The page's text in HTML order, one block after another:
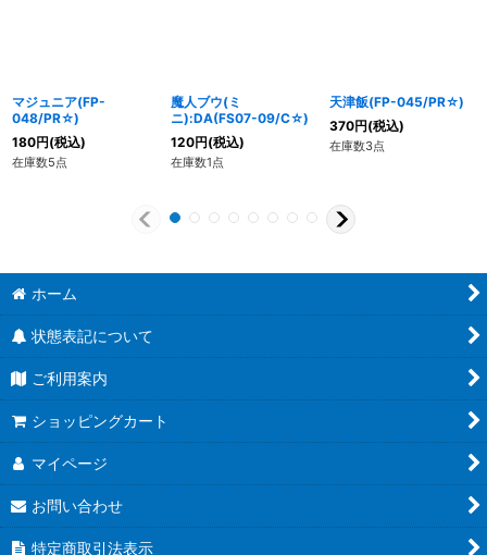
マジュニア(FP-
048/PR☆)
180円(税込)
在庫数5点
魔人ブウ(ミ
ニ):DA(FS07-09/C☆)
120円(税込)
在庫数1点
天津飯(FP-045/PR☆)
370円(税込)
在庫数3点
ホーム
状態表記について
ご利用案内
ショッピングカート
マイページ
お問い合わせ
特定商取引法表示